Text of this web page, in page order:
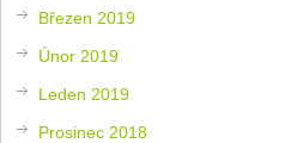
Březen 2019
Únor 2019
Leden 2019
Prosinec 2018